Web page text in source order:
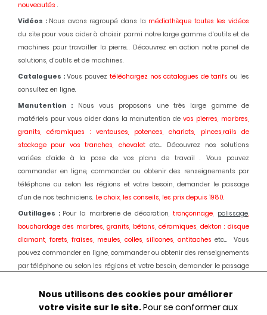
nouveautés .
Vidéos : Nous avons regroupé dans la médiathèque toutes les vidéos
du site pour vous aider à choisir parmi notre large gamme d'outils et de
machines pour travailler la pierre... Découvrez en action notre panel de
solutions, d'outils et de machines.
Catalogues : Vous pouvez téléchargez nos catalogues de tarifs ou les
consultez en ligne.
Manutention : Nous vous proposons une très large gamme de
matériels pour vous aider dans la manutention devos pierres, marbres,
granits, céramiques : ventouses, potences, chariots, pinces,rails de
stockage pour vos tranches, chevalet etc... Découvrez nos solutions
variées d’aide à la pose de vos plans de travail . Vous pouvez
commander en ligne, commander ou obtenir des renseignements par
téléphone ou selon les régions et votre besoin, demander le passage
d'un de nos techniciens. Le choix, les conseils, les prix depuis 1980.
Outillages : Pour la marbrerie de décoration,tronçonnage, polissage,
bouchardage des marbres, granits, bétons, céramiques, dekton : disque
diamant, forets, fraises, meules, colles, silicones, antitaches etc... Vous
pouvez commander en ligne, commander ou obtenir des renseignements
par téléphone ou selon les régions et votre besoin, demander le passage
Machines : Pour la marbrerie de décoration, usinage etpolissage
marbres, granits, bétons, céramiques, dekton :Débiteuses, découpes jet
Nous utilisons des cookies pour améliorer
votre visite sur le site.Pour se conformer aux